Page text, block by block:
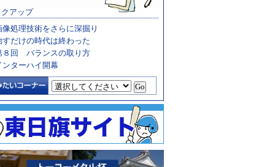
アップ
像処理技術をさらに深掘り
すだけの時代は終わった
８回 バランスの取り方
ンターハイ開幕